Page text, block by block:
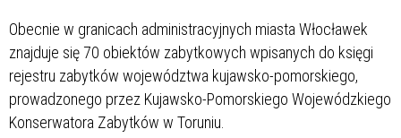
Obecnie w granicach administracyjnych miasta Włocławek
znajduje się 70 obiektów zabytkowych wpisanych do księgi
rejestru zabytków województwa kujawsko-pomorskiego,
prowadzonego przez Kujawsko-Pomorskiego Wojewódzkiego
Konserwatora Zabytków w Toruniu.